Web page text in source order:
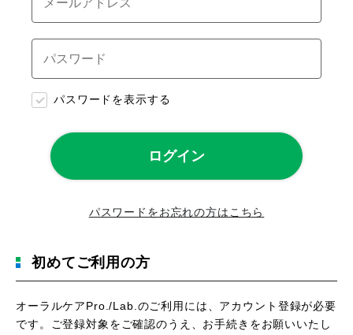
パスワードを表示する
パスワードをお忘れの方はこちら
初めてご利用の方
オーラルケアPro./Lab.のご利用には、アカウント登録が必要
です。ご登録対象をご確認のうえ、お手続きをお願いいたし